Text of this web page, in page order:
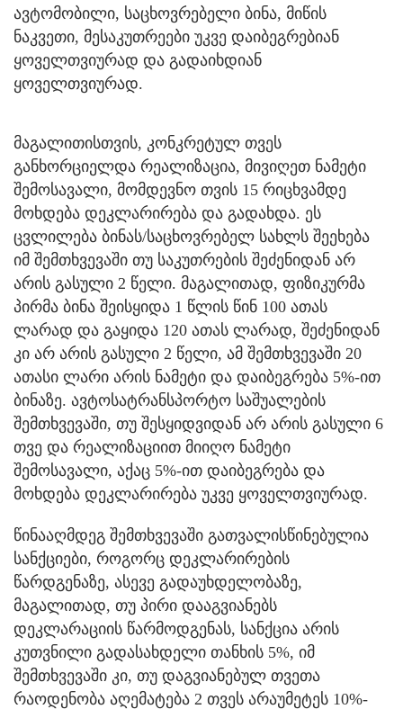
ავტომობილი, საცხოვრებელი ბინა, მიწის
ნაკვეთი, მესაკუთრეები უკვე დაიბეგრებიან
ყოველთვიურად და გადაიხდიან
ყოველთვიურად.
მაგალითისთვის, კონკრეტულ თვეს
განხორციელდა რეალიზაცია, მივიღეთ ნამეტი
შემოსავალი, მომდევნო თვის 15 რიცხვამდე
მოხდება დეკლარირება და გადახდა. ეს
ცვლილება ბინას/საცხოვრებელ სახლს შეეხება
იმ შემთხვევაში თუ საკუთრების შეძენიდან არ
არის გასული 2 წელი. მაგალითად, ფიზიკურმა
პირმა ბინა შეისყიდა 1 წლის წინ 100 ათას
ლარად და გაყიდა 120 ათას ლარად, შეძენიდან
კი არ არის გასული 2 წელი, ამ შემთხვევაში 20
ათასი ლარი არის ნამეტი და დაიბეგრება 5%-ით
ბინაზე. ავტოსატრანსპორტო საშუალების
შემთხვევაში, თუ შესყიდვიდან არ არის გასული 6
თვე და რეალიზაციით მიიღო ნამეტი
შემოსავალი, აქაც 5%-ით დაიბეგრება და
მოხდება დეკლარირება უკვე ყოველთვიურად.
წინააღმდეგ შემთხვევაში გათვალისწინებულია
სანქციები, როგორც დეკლარირების
წარდგენაზე, ასევე გადაუხდელობაზე,
მაგალითად, თუ პირი დააგვიანებს
დეკლარაციის წარმოდგენას, სანქცია არის
კუთვნილი გადასახდელი თანხის 5%, იმ
შემთხვევაში კი, თუ დაგვიანებულ თვეთა
რაოდენობა აღემატება 2 თვეს არაუმეტეს 10%-